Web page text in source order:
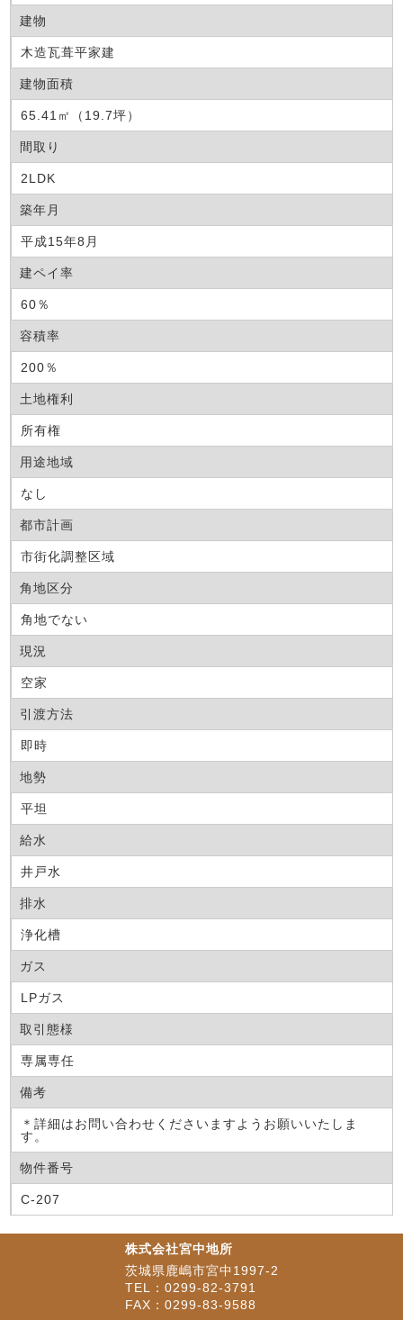
建物
木造瓦葺平家建
建物面積
65.41㎡（19.7坪）
間取り
2LDK
築年月
平成15年8月
建ペイ率
60％
容積率
200％
土地権利
所有権
用途地域
なし
都市計画
市街化調整区域
角地区分
角地でない
現況
空家
引渡方法
即時
地勢
平坦
給水
井戸水
排水
浄化槽
ガス
LPガス
取引態様
専属専任
備考
＊詳細はお問い合わせくださいますようお願いいたしま
す。
物件番号
C-207
株式会社宮中地所
茨城県鹿嶋市宮中1997-2
TEL：0299-82-3791
FAX：0299-83-9588